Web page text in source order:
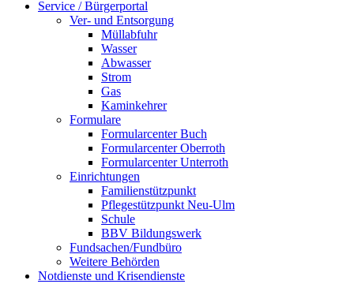
Service / Bürgerportal
Ver- und Entsorgung
Müllabfuhr
Wasser
Abwasser
Strom
Gas
Kaminkehrer
Formulare
Formularcenter Buch
Formularcenter Oberroth
Formularcenter Unterroth
Einrichtungen
Familienstützpunkt
Pflegestützpunkt Neu-Ulm
Schule
BBV Bildungswerk
Fundsachen/Fundbüro
Weitere Behörden
Notdienste und Krisendienste